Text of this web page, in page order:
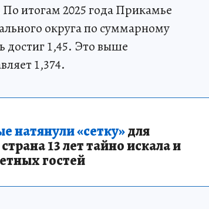
итогам 2025 года Прикамье
округа по суммарному
1,45. Это выше
1,374.
натянули «сетку»для
13 лет тайно искала и
гостей